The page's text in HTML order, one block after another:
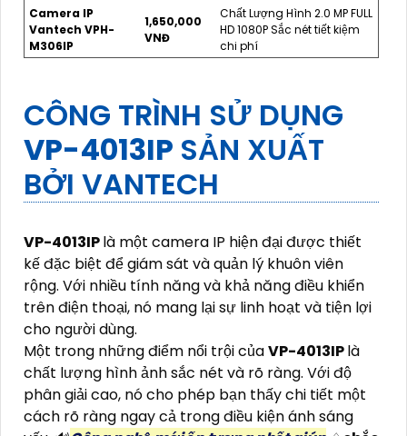
Camera IP
Vantech VPH-
M306IP
1,650,000
VNĐ
Chất Lượng Hình 2.0 MP FULL
HD 1080P Sắc nét tiết kiệm
chi phí
CÔNG TRÌNH SỬ DỤNG
VP-4013IP SẢN XUẤT
BỞI VANTECH
VP-4013IPlà một camera IP hiện đại được thiết
kế đặc biệt để giám sát và quản lý khuôn viên
rộng. Với nhiều tính năng và khả năng điều khiển
trên điện thoại, nó mang lại sự linh hoạt và tiện lợi
cho người dùng.
Một trong những điểm nổi trội củaVP-4013IPlà
chất lượng hình ảnh sắc nét và rõ ràng. Với độ
phân giải cao, nó cho phép bạn thấy chi tiết một
cách rõ ràng ngay cả trong điều kiện ánh sáng